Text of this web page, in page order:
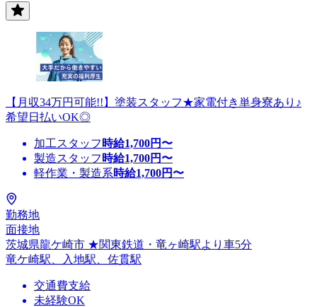
【月収34万円可能!!】塗装スタッフ★家電付き単身寮あり♪
希望日払いOK◎
加工スタッフ 時給1,700円〜
製造スタッフ 時給1,700円〜
軽作業・製造系時給1,700円〜
勤務地
面接地
茨城県龍ケ崎市 ★関東鉄道・竜ヶ崎駅より車5分
竜ケ崎駅、入地駅、佐貫駅
交通費支給
未経験OK